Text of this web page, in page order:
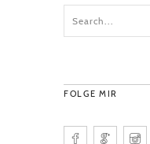
FOLGE MIR